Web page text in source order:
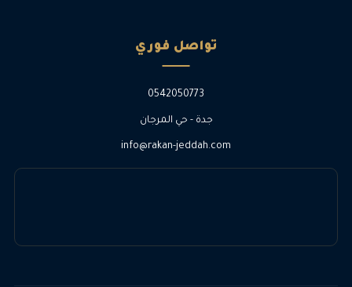
تواصل فوري
0542050773
جدة - حي المرجان
info@rakan-jeddah.com